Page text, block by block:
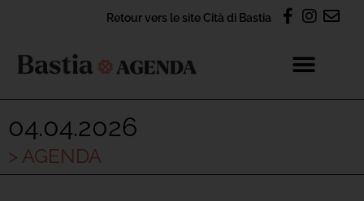
Retour vers le site Cità di Bastia
04.04.2026
> AGENDA